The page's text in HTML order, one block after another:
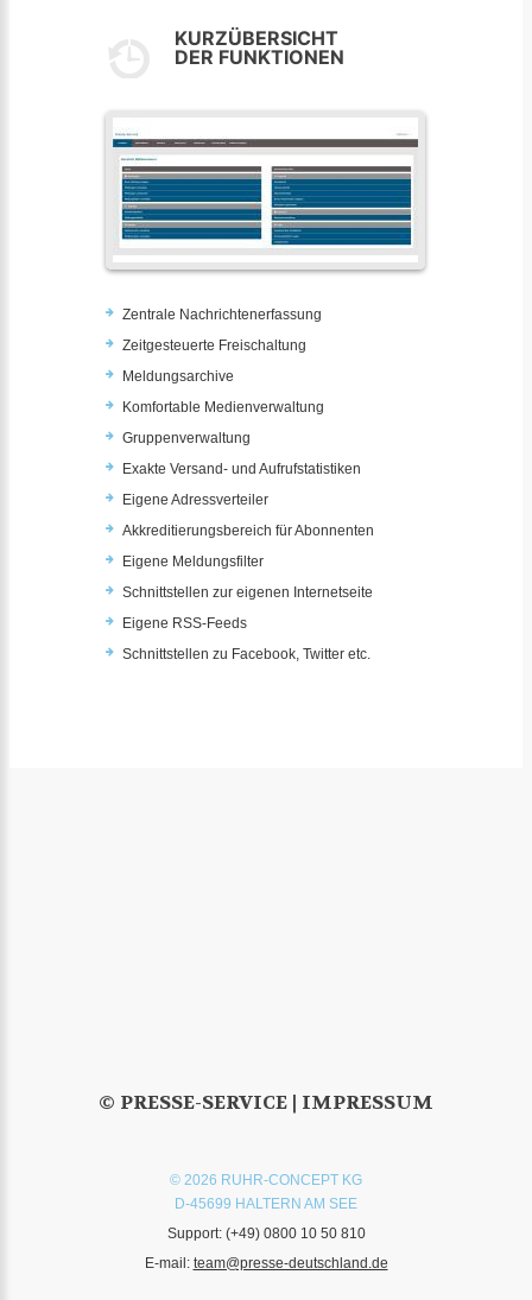
KURZÜBERSICHT
DER FUNKTIONEN
Zentrale Nachrichtenerfassung
Zeitgesteuerte Freischaltung
Meldungsarchive
Komfortable Medienverwaltung
Gruppenverwaltung
Exakte Versand- und Aufrufstatistiken
Eigene Adressverteiler
Akkreditierungsbereich für Abonnenten
Eigene Meldungsfilter
Schnittstellen zur eigenen Internetseite
Eigene RSS-Feeds
Schnittstellen zu Facebook, Twitter etc.
© PRESSE-SERVICE | IMPRESSUM
© 2026 RUHR-CONCEPT KG
D-45699 HALTERN AM SEE
Support: (+49) 0800 10 50 810
E-mail: team@presse-deutschland.de